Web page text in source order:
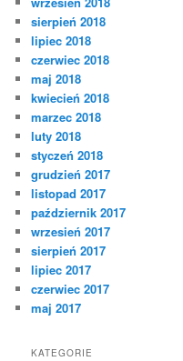
sierpień 2018
lipiec 2018
czerwiec 2018
maj 2018
kwiecień 2018
marzec 2018
luty 2018
styczeń 2018
grudzień 2017
listopad 2017
październik 2017
wrzesień 2017
sierpień 2017
lipiec 2017
czerwiec 2017
maj 2017
KATEGORIE